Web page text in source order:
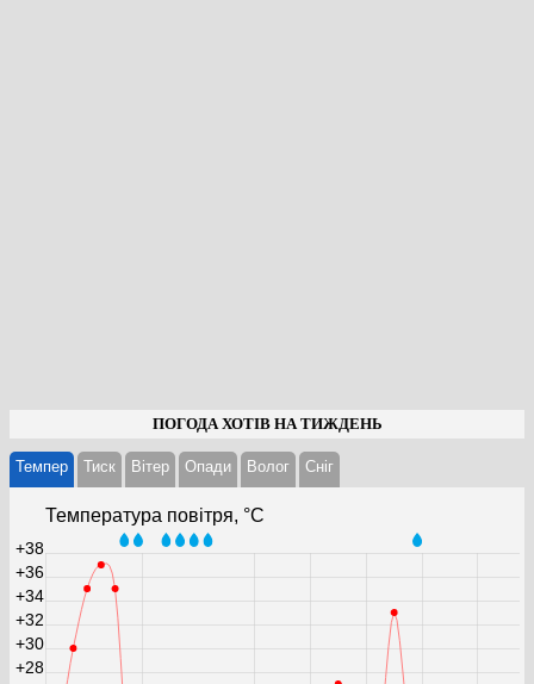
ПОГОДА ХОТІВ НА ТИЖДЕНЬ
Темпер Тиск Вітер Опади Волог Cніг
Температура повітря, °С
+28
+30
+32
+34
+36
+38